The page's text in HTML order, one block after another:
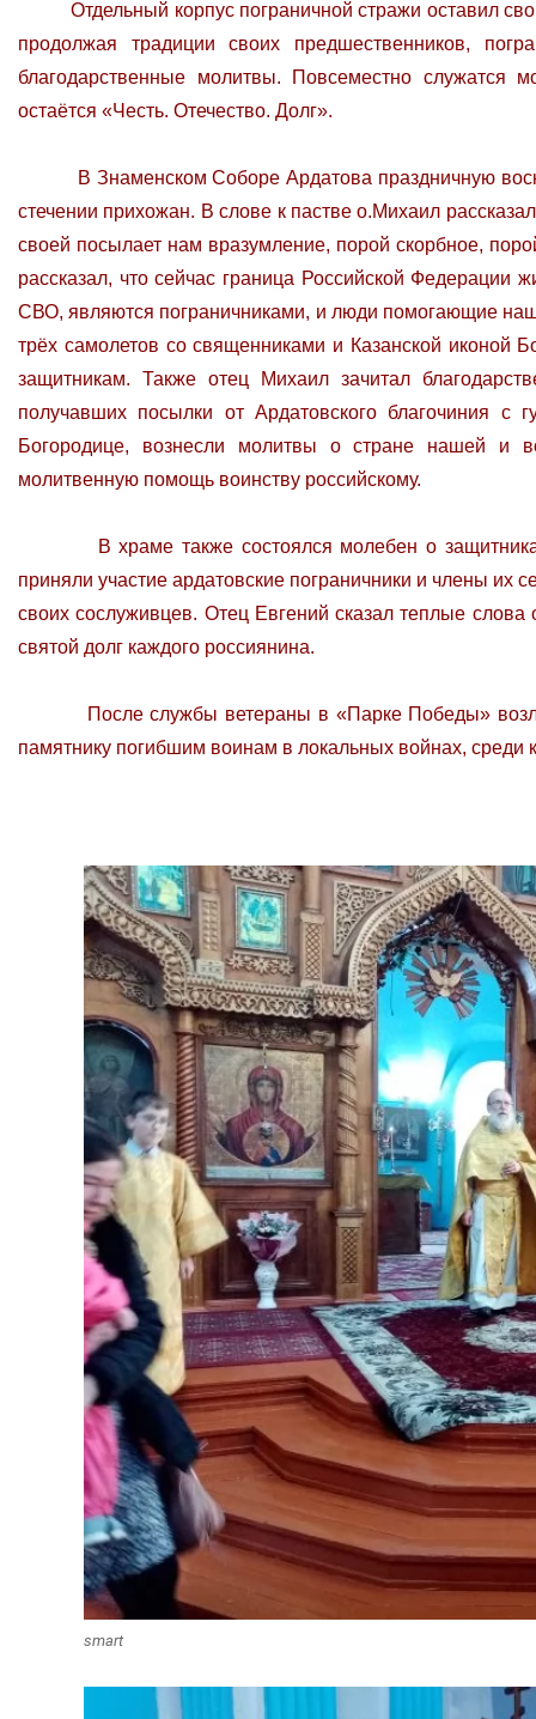
Отдельный корпус пограничной стражи оставил
продолжая традиции своих предшественников,
благодарственные молитвы. Повсеместно
остаётся «Честь. Отечество. Долг».
В Знаменском Соборе Ардатова праздничную
стечении прихожан. В слове к пастве о.Михаил
своей посылает нам вразумление, порой скорбное,
рассказал, что сейчас граница Российской Федерации
СВО, являются пограничниками, и люди помогающие
трёх самолетов со священниками и Казанской
защитникам. Также отец Михаил зачитал
получавших посылки от Ардатовского благочиния
Богородице, вознесли молитвы о стране нашей и
молитвенную помощь воинству российскому.
В храме также состоялся молебен о защитниках
приняли участие ардатовские пограничники и члены
своих сослуживцев. Отец Евгений сказал теплые слова
святой долг каждого россиянина.
После службы ветераны в «Парке Победы»
памятнику погибшим воинам в локальных войнах, среди
smart